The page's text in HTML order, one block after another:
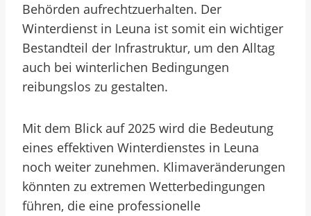
Behörden aufrechtzuerhalten. Der
Winterdienst in Leuna ist somit ein wichtiger
Bestandteil der Infrastruktur, um den Alltag
auch bei winterlichen Bedingungen
reibungslos zu gestalten.
Mit dem Blick auf 2025 wird die Bedeutung
eines effektiven Winterdienstes in Leuna
noch weiter zunehmen. Klimaveränderungen
könnten zu extremen Wetterbedingungen
führen, die eine professionelle